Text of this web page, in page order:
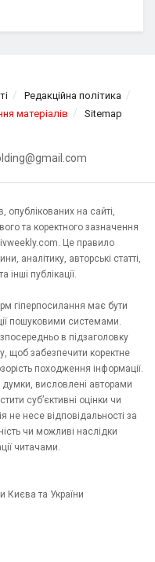
Редакційна політика
матеріалів Sitemap
опублікованих на сайті,
та коректного зазначення
Це правило
аналітику, авторські статті,
інші публікації.
гіперпосилання має бути
пошуковими системами.
в підзаголовку
щоб забезпечити коректне
походження інформації.
висловлені авторами
суб’єктивні оцінки чи
не несе відповідальності за
чи можливі наслідки
читачами.
Києва та України